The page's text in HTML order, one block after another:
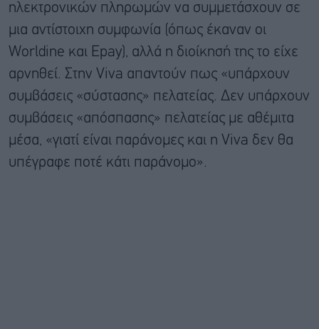
ηλεκτρονικών πληρωμών να συμμετάσχουν σε
μια αντίστοιχη συμφωνία (όπως έκαναν οι
Worldine και Epay), αλλά η διοίκησή της το είχε
αρνηθεί. Στην Viva απαντούν πως «υπάρχουν
συμβάσεις «σύστασης» πελατείας. Δεν υπάρχουν
συμβάσεις «απόσπασης» πελατείας με αθέμιτα
μέσα, «γιατί είναι παράνομες και η Viva δεν θα
υπέγραφε ποτέ κάτι παράνομο».